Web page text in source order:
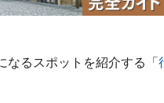
なるスポットを紹介する「